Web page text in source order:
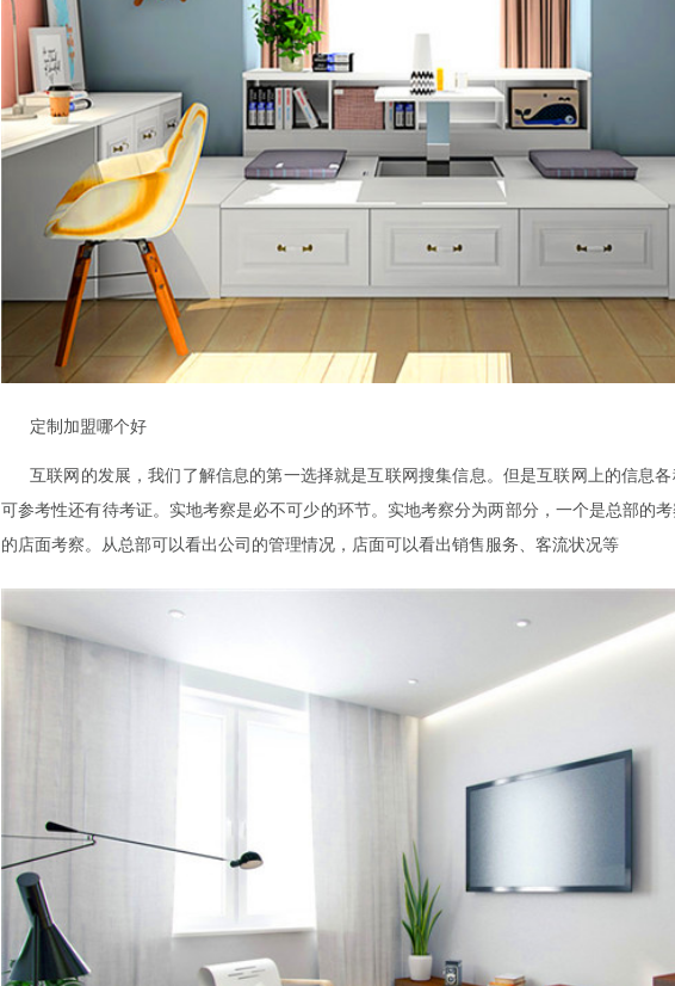
定制加盟哪个好
互联网的发展，我们了解信息的第一选择就是互联网搜集信息。但是互联网上的信息各
可参考性还有待考证。实地考察是必不可少的环节。实地考察分为两部分，一个是总部的
的店面考察。从总部可以看出公司的管理情况，店面可以看出销售服务、客流状况等